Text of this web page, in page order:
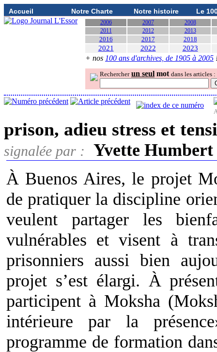
Accueil Notre Charte Notre histoire Le
2006 2007
2008
2011
2012 2013
2016 2017 2018
2021 2022 2023
+ nos 100 ans d'archives, de 1905 à 2005
Rechercher un seul mot dans les articles :
prison, adieu stress et
signalée par :
Yvette
À Buenos Aires, le projet
de pratiquer la discipline
veulent partager les
vulnérables et visent à
prisonniers aussi bien
projet s’est élargi. À
participent à Moksha
intérieure par la
programme de formation